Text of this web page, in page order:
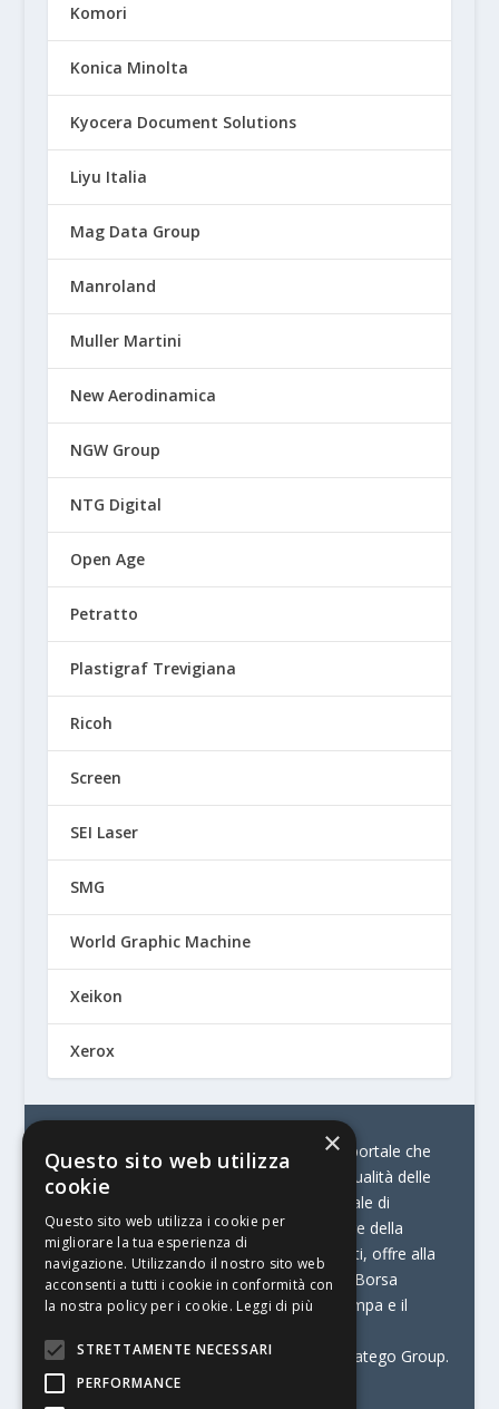
Komori
Konica Minolta
Kyocera Document Solutions
Liyu Italia
Mag Data Group
Manroland
Muller Martini
New Aerodinamica
NGW Group
NTG Digital
Open Age
Petratto
Plastigraf Trevigiana
Ricoh
Screen
SEI Laser
SMG
World Graphic Machine
Xeikon
Xerox
© Stratego Group –
stampamedia.net è il portale che
racconta le innovazioni tecnologiche e l’attualità delle
aziende di stampa e di converting. È il portale di
riferimento per chi opera in Italia nel settore della
comunicazione stampata. Oltre ai contenuti, offre alla
propria community diversi servizi come:
la Borsa
Lavoro, la Print Connection, i Big della Stampa e il
Stampamedia.net è una delle testate di Stratego Group.
×
Questo sito web utilizza
cookie
Questo sito web utilizza i cookie per
migliorare la tua esperienza di
navigazione. Utilizzando il nostro sito web
acconsenti a tutti i cookie in conformità con
la nostra policy per i cookie. Leggi di più
STRETTAMENTE NECESSARI
PERFORMANCE